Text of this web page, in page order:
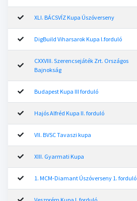
XLI. BÁCSVÍZ Kupa Úszóverseny
DigBuild Viharsarok Kupa I.forduló
CXXVIII. Szerencsejáték Zrt. Országos
Bajnokság
Budapest Kupa III forduló
Hajós Alfréd Kupa II. forduló
VII. BVSC Tavaszi kupa
XIII. Gyarmati Kupa
1. MCM-Diamant Úszóverseny 1. forduló